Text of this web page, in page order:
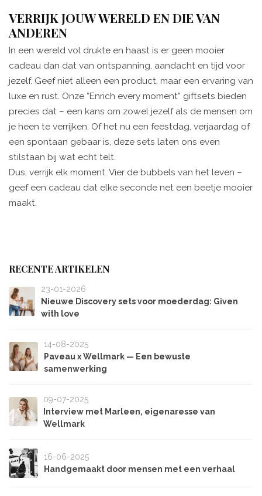
VERRIJK JOUW WERELD EN DIE VAN
ANDEREN
In een wereld vol drukte en haast is er geen mooier
cadeau dan dat van ontspanning, aandacht en tijd voor
jezelf. Geef niet alleen een product, maar een ervaring van
luxe en rust. Onze “Enrich every moment” giftsets bieden
precies dat – een kans om zowel jezelf als de mensen om
je heen te verrijken. Of het nu een feestdag, verjaardag of
een spontaan gebaar is, deze sets laten ons even
stilstaan bij wat echt telt.
Dus, verrijk elk moment. Vier de bubbels van het leven –
geef een cadeau dat elke seconde net een beetje mooier
maakt.
RECENTE ARTIKELEN
23-01-2026
Nieuwe Discovery sets voor moederdag: Given
with love
14-08-2025
Paveau x Wellmark — Een bewuste
samenwerking
09-07-2025
Interview met Marleen, eigenaresse van
Wellmark
16-06-2025
Handgemaakt door mensen met een verhaal